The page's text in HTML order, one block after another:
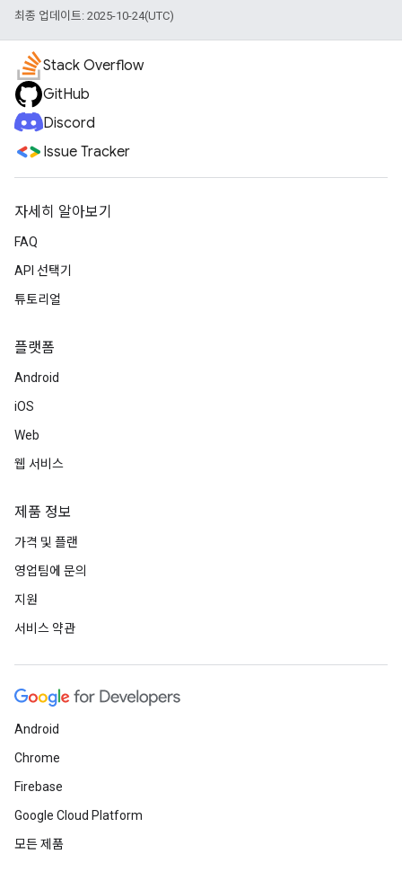
최종 업데이트: 2025-10-24(UTC)
Stack Overflow
GitHub
Discord
Issue Tracker
자세히 알아보기
FAQ
API 선택기
튜토리얼
플랫폼
Android
iOS
Web
웹 서비스
제품 정보
가격 및 플랜
영업팀에 문의
지원
서비스 약관
Android
Chrome
Firebase
Google Cloud Platform
모든 제품